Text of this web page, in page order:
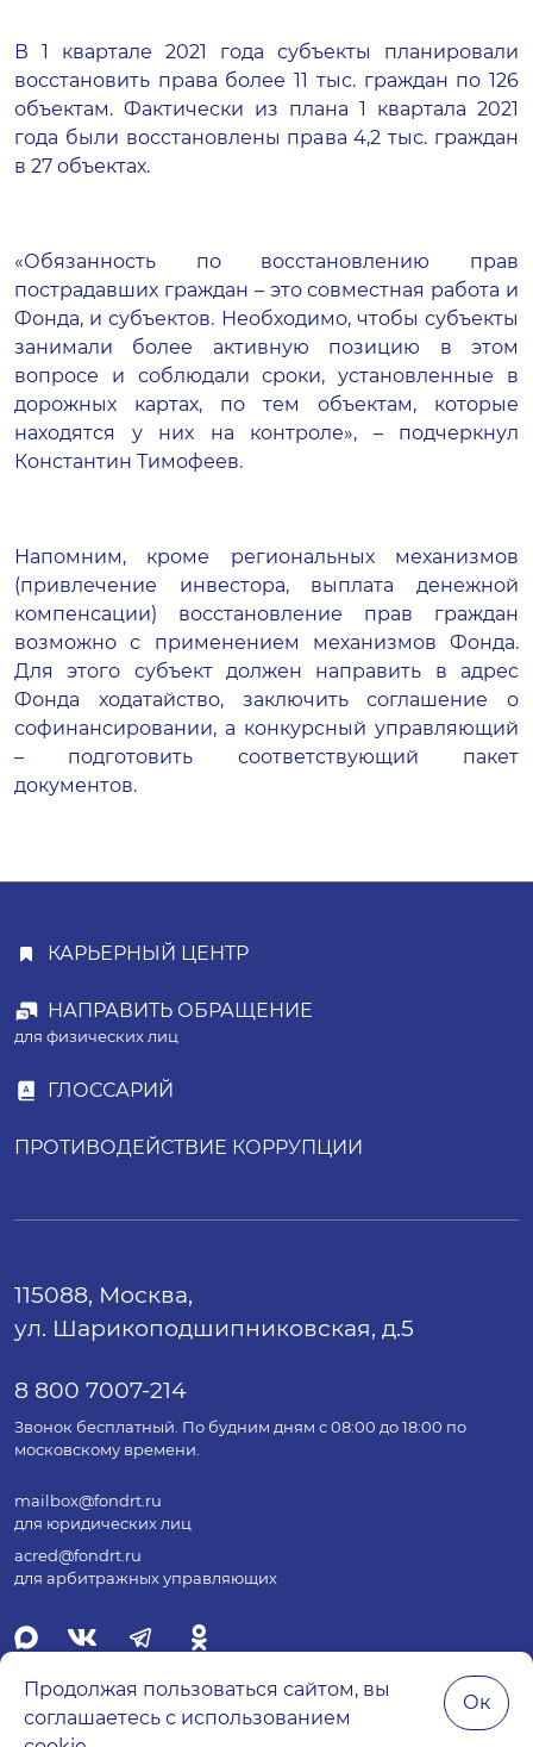
В 1 квартале 2021 года субъекты планировали
восстановить права более 11 тыс. граждан по 126
объектам. Фактически из плана 1 квартала 2021
года были восстановлены права 4,2 тыс. граждан
в 27 объектах.
«Обязанность по восстановлению прав
пострадавших граждан – это совместная работа и
Фонда, и субъектов. Необходимо, чтобы субъекты
занимали более активную позицию в этом
вопросе и соблюдали сроки, установленные в
дорожных картах, по тем объектам, которые
находятся у них на контроле», – подчеркнул
Константин Тимофеев.
Напомним, кроме региональных механизмов
(привлечение инвестора, выплата денежной
компенсации) восстановление прав граждан
возможно с применением механизмов Фонда.
Для этого субъект должен направить в адрес
Фонда ходатайство, заключить соглашение о
софинансировании, а конкурсный управляющий
– подготовить соответствующий пакет
документов.
КАРЬЕРНЫЙ ЦЕНТР
НАПРАВИТЬ ОБРАЩЕНИЕ
для физических лиц
ГЛОССАРИЙ
ПРОТИВОДЕЙСТВИЕ КОРРУПЦИИ
115088, Москва,
ул. Шарикоподшипниковская, д.5
8 800 7007-214
Звонок бесплатный. По будним дням с 08:00 до 18:00 по
московскому времени.
mailbox@fondrt.ru
для юридических лиц
acred@fondrt.ru
для арбитражных управляющих
© 2026 Все права защищены.
Продолжая пользоваться сайтом, вы
соглашаетесь с использованием
Ок